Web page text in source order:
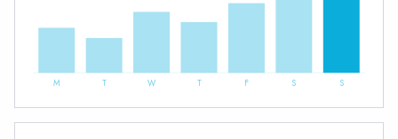
M T W T F S S